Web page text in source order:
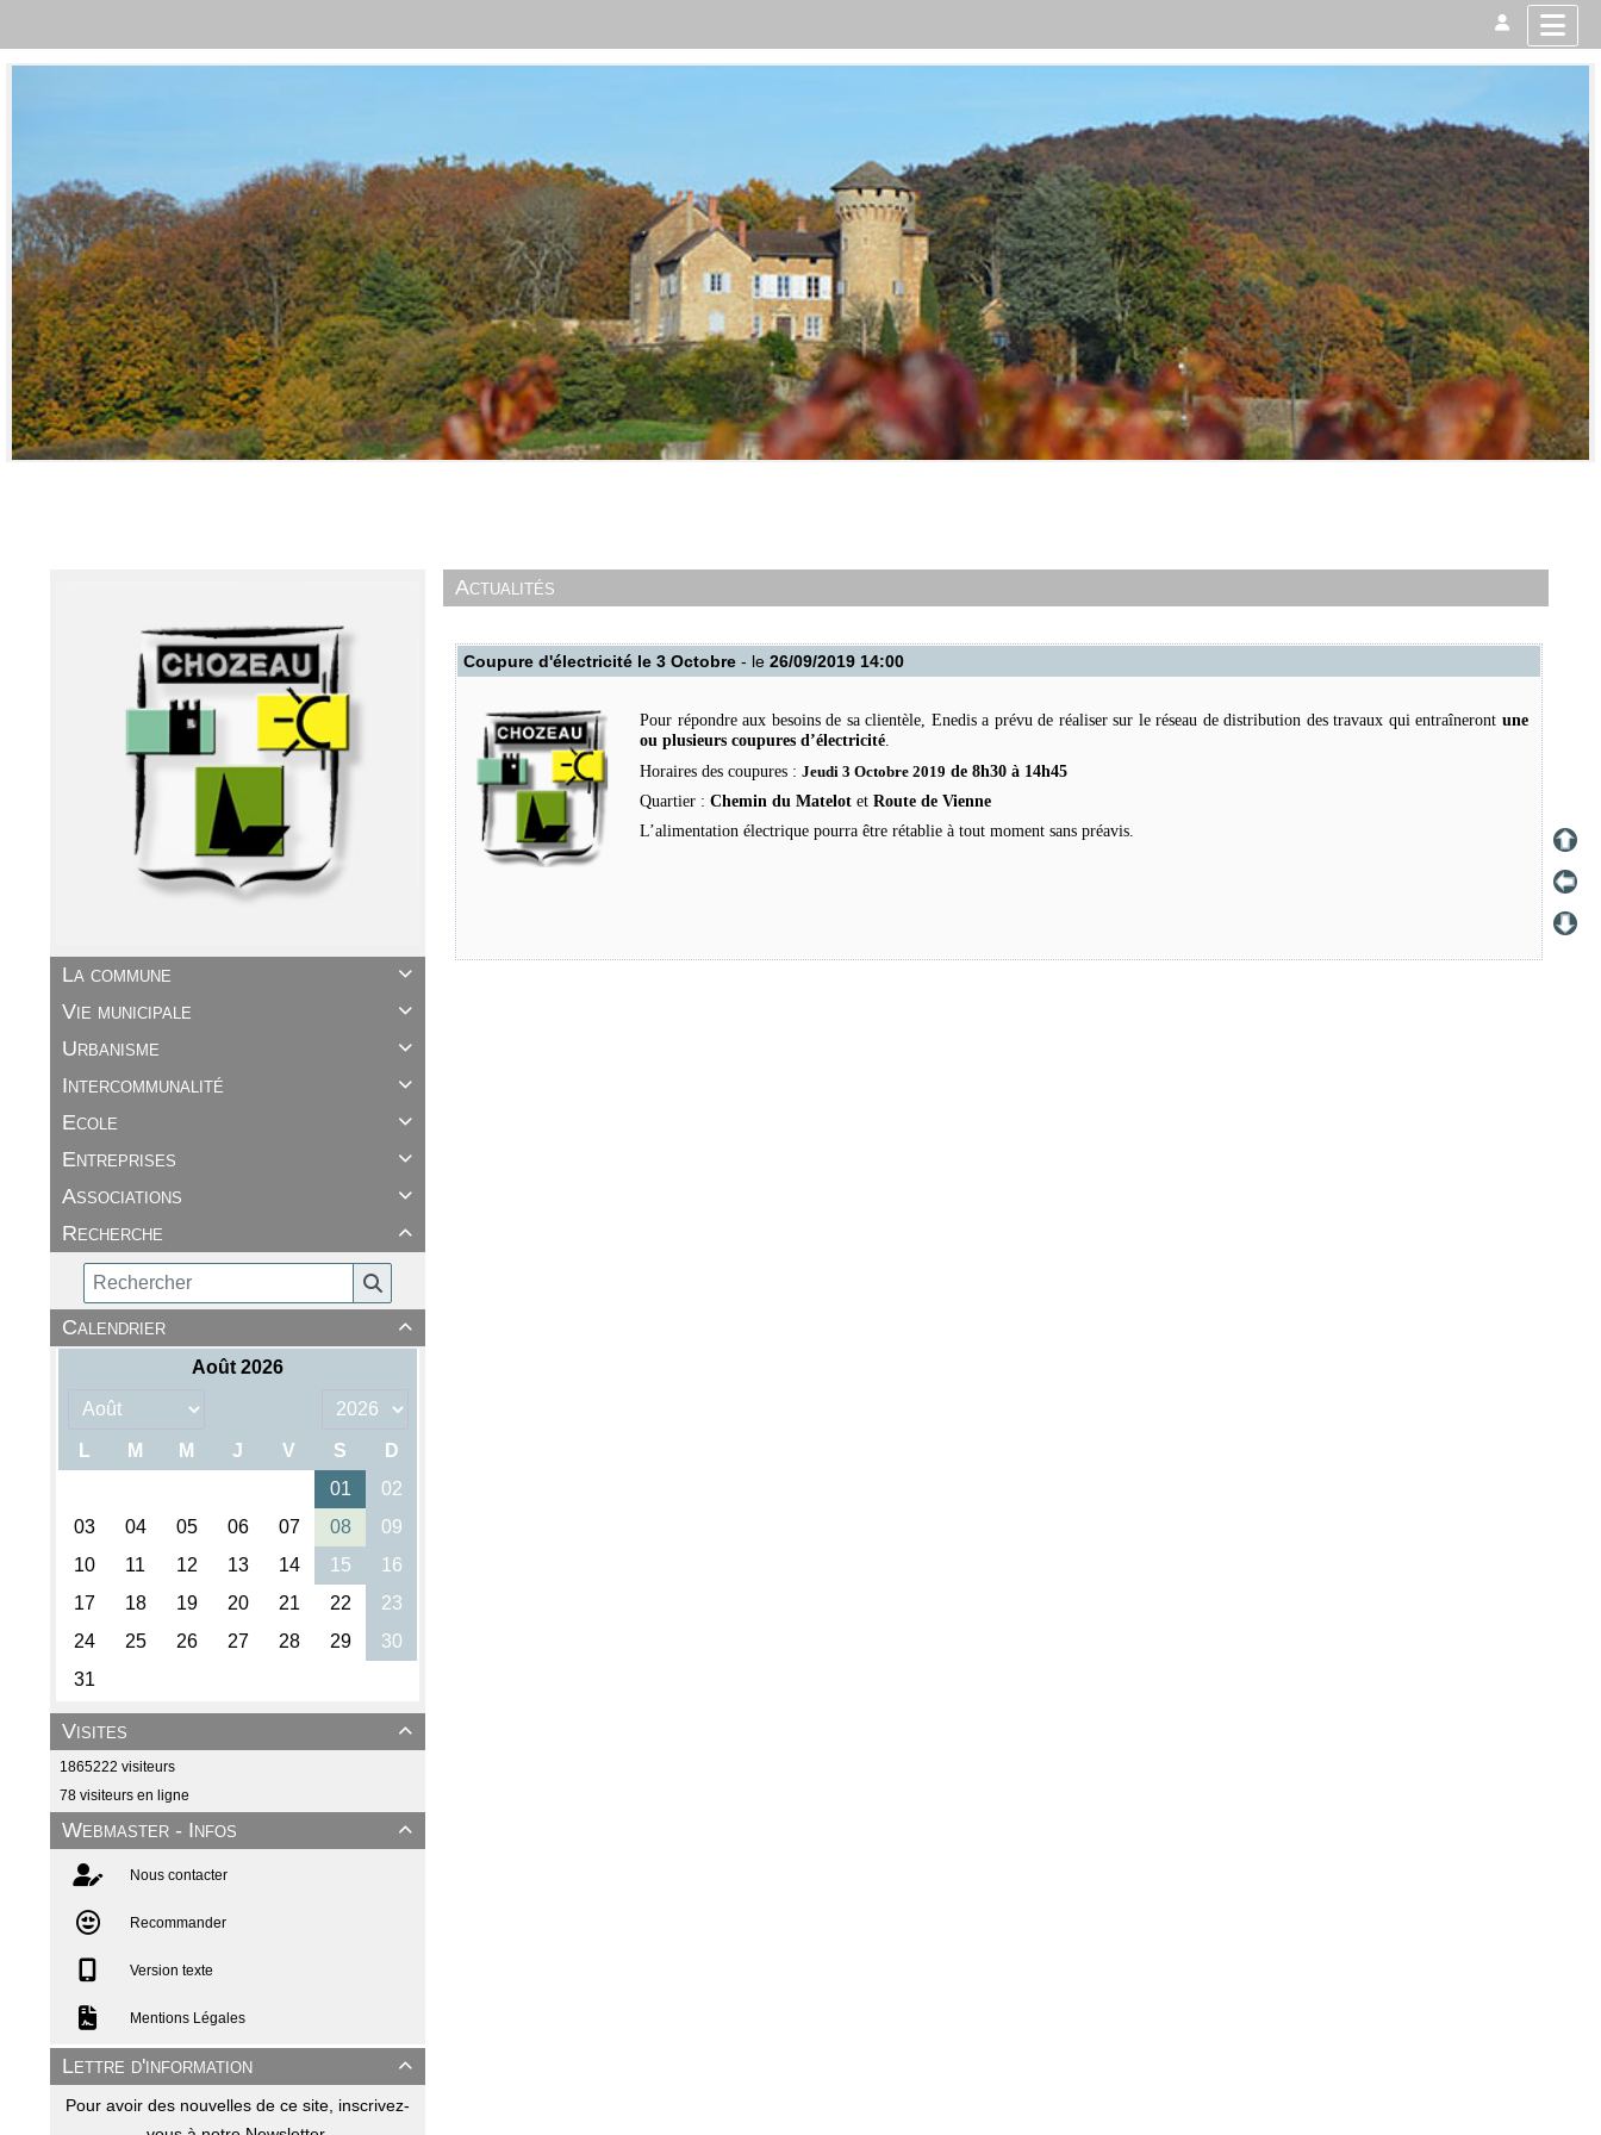

La commune

Vie municipale

Urbanisme

Intercommunalité

Ecole

Entreprises

Associations

Recherche

Calendrier

Visites
1865222 visiteurs
78 visiteurs en ligne

Webmaster - Infos
Nous contacter
Recommander
Version texte
Mentions Légales

Lettre d'information
Pour avoir des nouvelles de ce site, inscrivez-
Actualités
Coupure d'électricité le 3 Octobre - le 26/09/2019 14:00
Pour répondre aux besoins de sa clientèle, Enedis a prévu de réaliser sur le réseau de distribution des travaux qui entraîneront une
ou plusieurs coupures d’électricité.
Horaires des coupures :Jeudi 3 Octobre 2019 de 8h30 à 14h45
Quartier :Chemin du Matelotet Route de Vienne
L’alimentation électrique pourra être rétablie à tout moment sans préavis.